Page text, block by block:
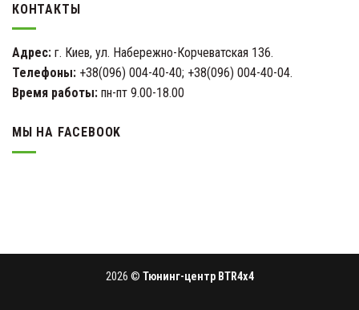
КОНТАКТЫ
Адрес: г. Киев, ул. Набережно-Корчеватская 136.
Телефоны: +38(096) 004-40-40; +38(096) 004-40-04.
Время работы: пн-пт 9.00-18.00
МЫ НА FACEBOOK
2026 © Тюнинг-центр BTR4x4